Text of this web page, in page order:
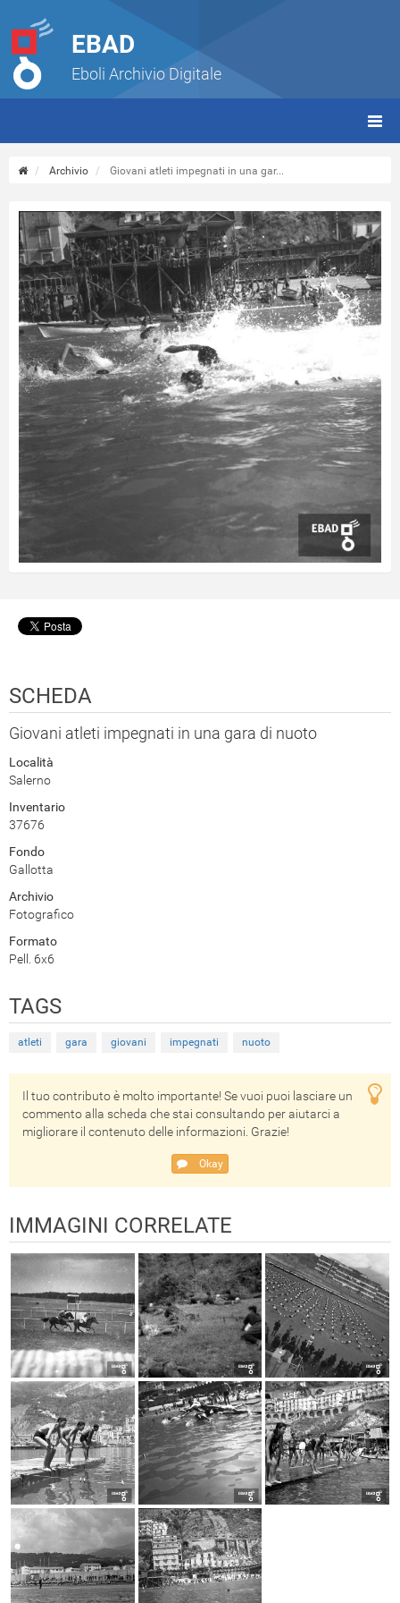
EBAD
Eboli Archivio Digitale
Archivio Giovani atleti impegnati in una gar...
SCHEDA
Giovani atleti impegnati in una gara di nuoto
Località
Salerno
Inventario
37676
Fondo
Gallotta
Archivio
Fotografico
Formato
Pell. 6x6
TAGS
atleti gara giovani impegnati nuoto
Il tuo contributo è molto importante! Se vuoi puoi lasciare un
commento alla scheda che stai consultando per aiutarci a
migliorare il contenuto delle informazioni. Grazie!
Okay
IMMAGINI CORRELATE